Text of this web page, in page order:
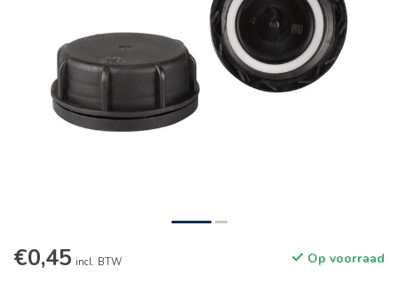
€0,45 incl. BTW Op voorraad